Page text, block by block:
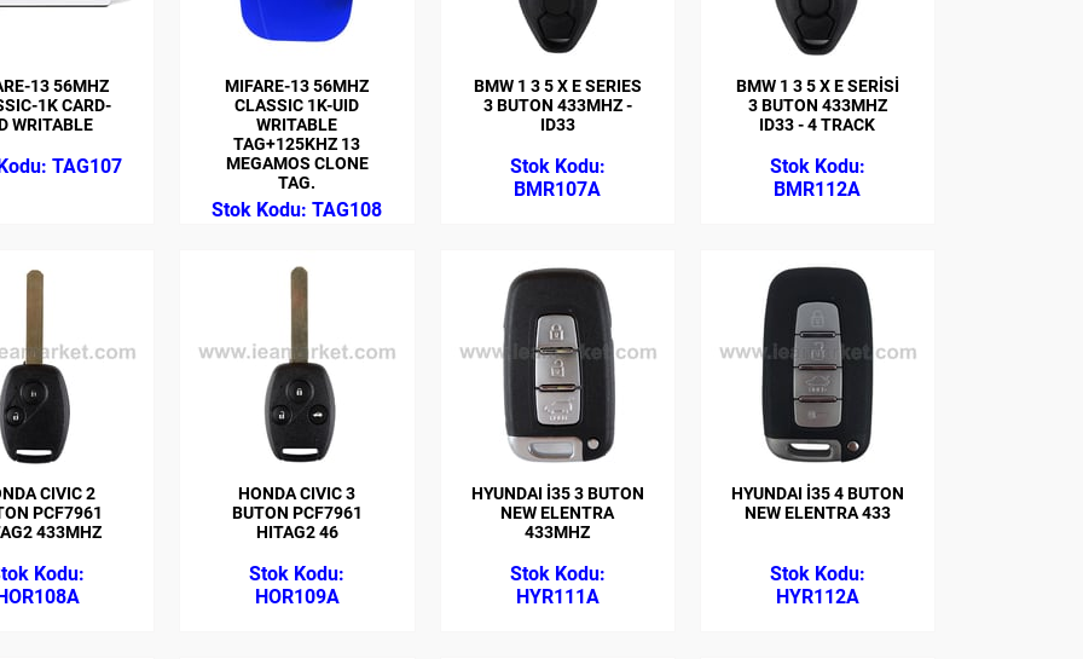
13 56MHZ
1K CARD-
WRITABLE
TAG107
MIFARE-13 56MHZ
CLASSIC 1K-UID
WRITABLE
TAG+125KHZ 13
MEGAMOS CLONE
TAG.
TAG108
BMW 1 3 5 X E SERIES
3 BUTON 433MHZ -
ID33
BMR107A
BMW 1 3 5 X E SERİSİ
3 BUTON 433MHZ
ID33 - 4 TRACK
BMR112A
CIVIC 2
PCF7961
433MHZ
HONDA CIVIC 3
BUTON PCF7961
HITAG2 46
HOR109A
HYUNDAI İ35 3 BUTON
NEW ELENTRA
433MHZ
HYR111A
HYUNDAI İ35 4 BUTON
NEW ELENTRA 433
HYR112A